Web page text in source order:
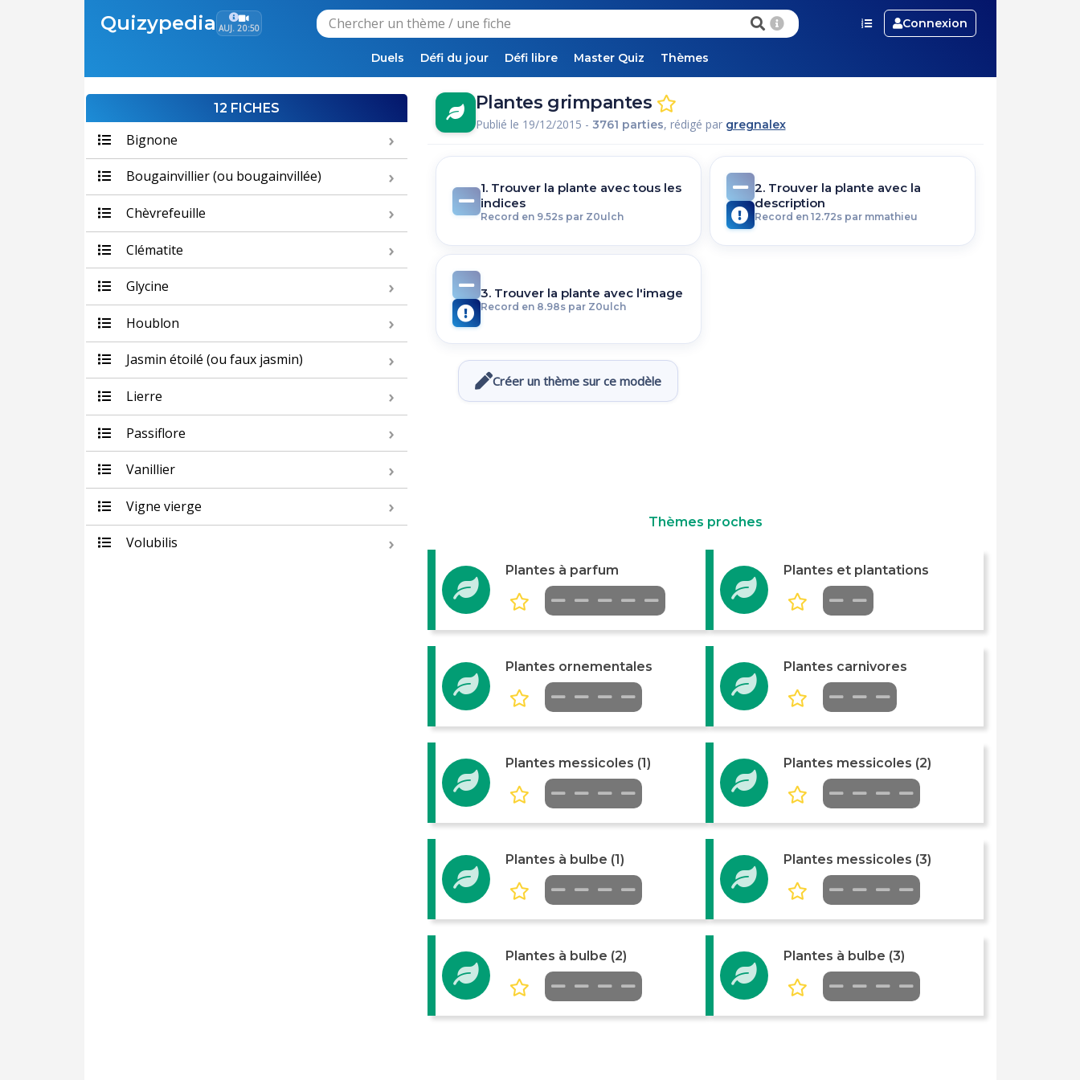
Quizypedia AUJ. 20:50 Connexion
Duels Défi du jour Défi libre Master Quiz Thèmes
12 FICHES
Bignone
Bougainvillier (ou bougainvillée)
Chèvrefeuille
Clématite
Glycine
Houblon
Jasmin étoilé (ou faux jasmin)
Lierre
Passiflore
Vanillier
Vigne vierge
Volubilis
Plantes grimpantes
Publié le 19/12/2015 - 3761 parties, rédigé par gregnalex
1. Trouver la plante avec tous les
indices
Record en 9.52s par Z0ulch
2. Trouver la plante avec la
description
Record en 12.72s par mmathieu
3. Trouver la plante avec l'image
Record en 8.98s par Z0ulch
Créer un thème sur ce modèle
Thèmes proches
Plantes à parfum Plantes et plantations
Plantes ornementales Plantes carnivores
Plantes messicoles (1) Plantes messicoles (2)
Plantes à bulbe (1) Plantes messicoles (3)
Plantes à bulbe (2) Plantes à bulbe (3)